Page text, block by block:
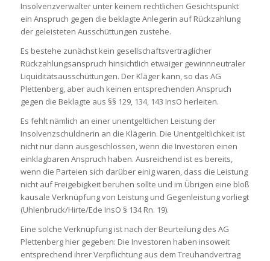
Insolvenzverwalter unter keinem rechtlichen Gesichtspunkt
ein Anspruch gegen die beklagte Anlegerin auf Rückzahlung
der geleisteten Ausschüttungen zustehe.
Es bestehe zunächst kein gesellschaftsvertraglicher
Rückzahlungsanspruch hinsichtlich etwaiger gewinnneutraler
Liquiditätsausschüttungen. Der Kläger kann, so das AG
Plettenberg, aber auch keinen entsprechenden Anspruch
gegen die Beklagte aus §§ 129, 134, 143 InsO herleiten.
Es fehlt nämlich an einer unentgeltlichen Leistung der
Insolvenzschuldnerin an die Klägerin. Die Unentgeltlichkeit ist
nicht nur dann ausgeschlossen, wenn die Investoren einen
einklagbaren Anspruch haben. Ausreichend ist es bereits,
wenn die Parteien sich darüber einig waren, dass die Leistung
nicht auf Freigebigkeit beruhen sollte und im Übrigen eine bloß
kausale Verknüpfung von Leistung und Gegenleistung vorliegt
(Uhlenbruck/Hirte/Ede InsO § 134 Rn. 19).
Eine solche Verknüpfung ist nach der Beurteilung des AG
Plettenberg hier gegeben: Die Investoren haben insoweit
entsprechend ihrer Verpflichtung aus dem Treuhandvertrag